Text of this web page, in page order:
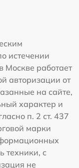
истечении
Москве работает
авторизации от
на сайте,
характер и
п. 2 ст. 437
марки
техники, с
не